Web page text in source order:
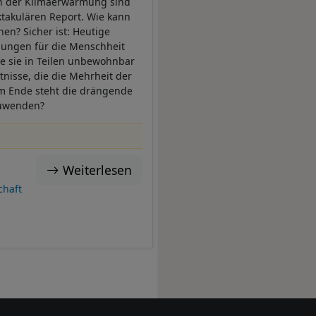
Report. Wie kann
Sicher ist: Heutige
für die Menschheit
sie in Teilen unbewohnbar
die die Mehrheit der
Ende steht die drängende
Weiterlesen